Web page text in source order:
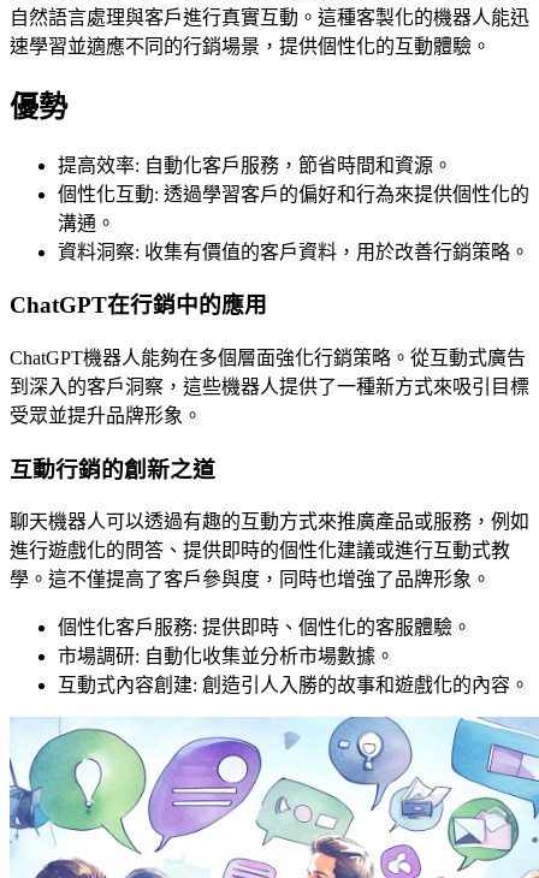
自然語言處理與客戶進行真實互動。這種客製化的機器人能迅
速學習並適應不同的行銷場景，提供個性化的互動體驗。
優勢
提高效率: 自動化客戶服務，節省時間和資源。
個性化互動: 透過學習客戶的偏好和行為來提供個性化的
溝通。
資料洞察: 收集有價值的客戶資料，用於改善行銷策略。
ChatGPT在行銷中的應用
ChatGPT機器人能夠在多個層面強化行銷策略。從互動式廣告
到深入的客戶洞察，這些機器人提供了一種新方式來吸引目標
受眾並提升品牌形象。
互動行銷的創新之道
聊天機器人可以透過有趣的互動方式來推廣產品或服務，例如
進行遊戲化的問答、提供即時的個性化建議或進行互動式教
學。這不僅提高了客戶參與度，同時也增強了品牌形象。
個性化客戶服務: 提供即時、個性化的客服體驗。
市場調研: 自動化收集並分析市場數據。
互動式內容創建: 創造引人入勝的故事和遊戲化的內容。